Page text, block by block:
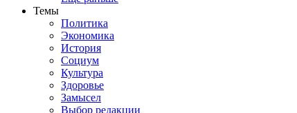
Темы
Политика
Экономика
История
Социум
Культура
Здоровье
Замысел
Выбор редакции